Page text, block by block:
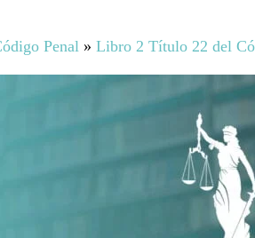
Penal » Libro 2 Título 22 del